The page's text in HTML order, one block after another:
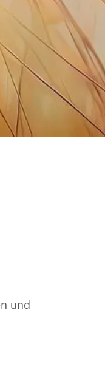
und